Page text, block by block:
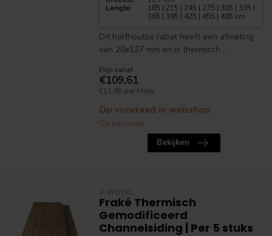
Lengte:
185 | 215 | 245 | 275 | 305 | 335 |
365 | 395 | 425 | 455 | 485 cm
Dit halfhoutse rabat heeft een afmeting
van 20x127 mm en is thermisch ...
Prijs vanaf
€109,61
€11,85 per Meter
Op voorraad in webshop
Op aanvraag
Bekijken
V-WOOD
Fraké Thermisch
Gemodificeerd
Channelsiding | Per 5 stuks